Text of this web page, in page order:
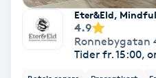
Hyaluronsyra
Hyperhidros
Eter&Eld,
4.9
Ronnebygatan
Tider fr. 15:00,